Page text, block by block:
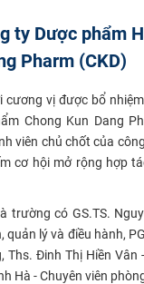
NGHỆ
ty Dược phẩm
Pharm (CKD)
vị được bổ
Chong Kun Dang
viên chủ chốt của
cơ hội mở rộng hợp
trường có GS.TS.
lý và điều hành,
Ths. Đinh Thị Hiền Vân
Hà - Chuyên viên